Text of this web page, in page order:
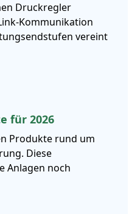
Druckregler
vereint
für 2026
Produkte rund um
Diese
Anlagen noch